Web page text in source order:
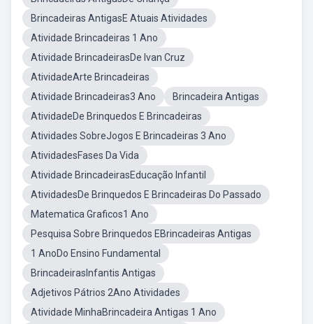
Brincadeiras AntigasE Atuais Atividades
Atividade Brincadeiras 1 Ano
Atividade BrincadeirasDe Ivan Cruz
AtividadeArte Brincadeiras
Atividade Brincadeiras3 Ano
Brincadeira Antigas
AtividadeDe Brinquedos E Brincadeiras
Atividades SobreJogos E Brincadeiras 3 Ano
AtividadesFases Da Vida
Atividade BrincadeirasEducação Infantil
AtividadesDe Brinquedos E Brincadeiras Do Passado
Matematica Graficos1 Ano
Pesquisa Sobre Brinquedos EBrincadeiras Antigas
1 AnoDo Ensino Fundamental
BrincadeirasInfantis Antigas
Adjetivos Pátrios 2Ano Atividades
Atividade MinhaBrincadeira Antigas 1 Ano